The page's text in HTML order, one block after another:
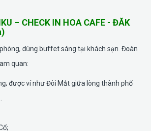
– CHECK IN HOA CAFE - ĐĂK
dùng buffet sáng tại khách sạn. Đoàn
quan:
được ví như Đôi Mắt giữa lòng thành phố